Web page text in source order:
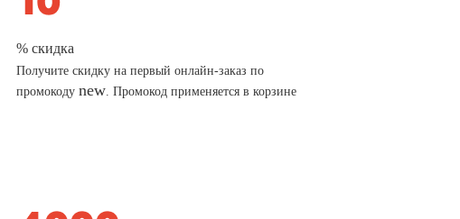
% скидка
Получите скидку на первый онлайн-заказ по
промокоду new. Промокод применяется в корзине